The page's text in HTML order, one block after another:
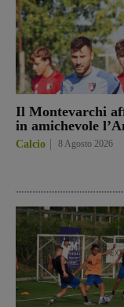
Il Montevarchi
in amichevole
Calcio 8 Agosto 2026